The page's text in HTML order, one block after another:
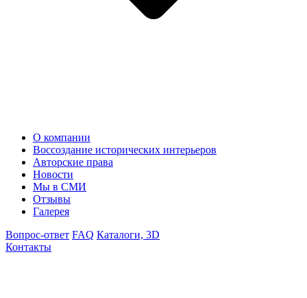
О компании
Воссоздание исторических интерьеров
Авторские права
Новости
Мы в СМИ
Отзывы
Галерея
Вопрос-ответ FAQ Каталоги, 3D
Контакты